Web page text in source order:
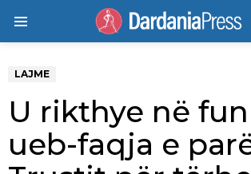
LAJME
U rikthye në
ueb-faqja e